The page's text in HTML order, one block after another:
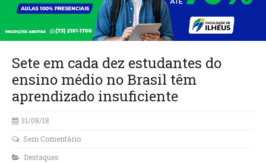
Sete em cada dez estudantes do
ensino médio no Brasil têm
aprendizado insuficiente
31/08/18
Sem Comentário
Destaques